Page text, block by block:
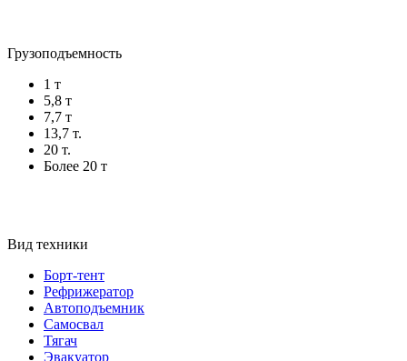
Грузоподъемность
1 т
5,8 т
7,7 т
13,7 т.
20 т.
Более 20 т
Вид техники
Борт-тент
Рефрижератор
Автоподъемник
Самосвал
Тягач
Эвакуатор